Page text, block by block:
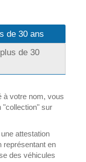
de 30 ans
de 30
à votre nom, vous
"collection" sur
attestation
représentant en
des véhicules